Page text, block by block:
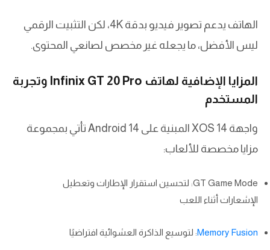
الهاتف يدعم تصوير فيديو بدقة 4K، لكن التثبيت الرقمي
ليس الأفضل، ما يجعله غير مخصص لصانعي المحتوى.
المزايا الإضافية لهاتف Infinix GT 20 Pro وتجربة
المستخدم
واجهة XOS 14 المبنية على Android 14 تأتي بمجموعة
مزايا مخصصة للألعاب:
GT Game Mode: لتحسين استقرار الإطارات وتعطيل
الإشعارات أثناء اللعب
Memory Fusion: لتوسيع الذاكرة العشوائية افتراضيًا